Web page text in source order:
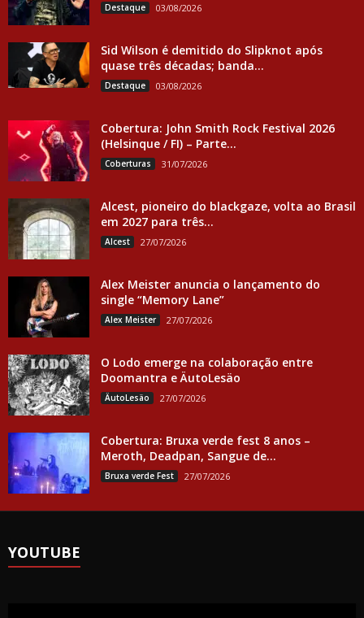
Destaque 03/08/2026
Sid Wilson é demitido do Slipknot após
quase três décadas; banda...
Destaque 03/08/2026
Cobertura: John Smith Rock Festival 2026
(Helsinque / FI) – Parte...
Coberturas 31/07/2026
Alcest, pioneiro do blackgaze, volta ao Brasil
em 2027 para três...
Alcest 27/07/2026
Alex Meister anuncia o lançamento do
single “Memory Lane”
Alex Meister 27/07/2026
O Lodo emerge na colaboração entre
Doomantra e ÄutoLesäo
ÄutoLesäo 27/07/2026
Cobertura: Bruxa verde fest 8 anos –
Meroth, Deadpan, Sangue de...
Bruxa verde Fest 27/07/2026
YOUTUBE